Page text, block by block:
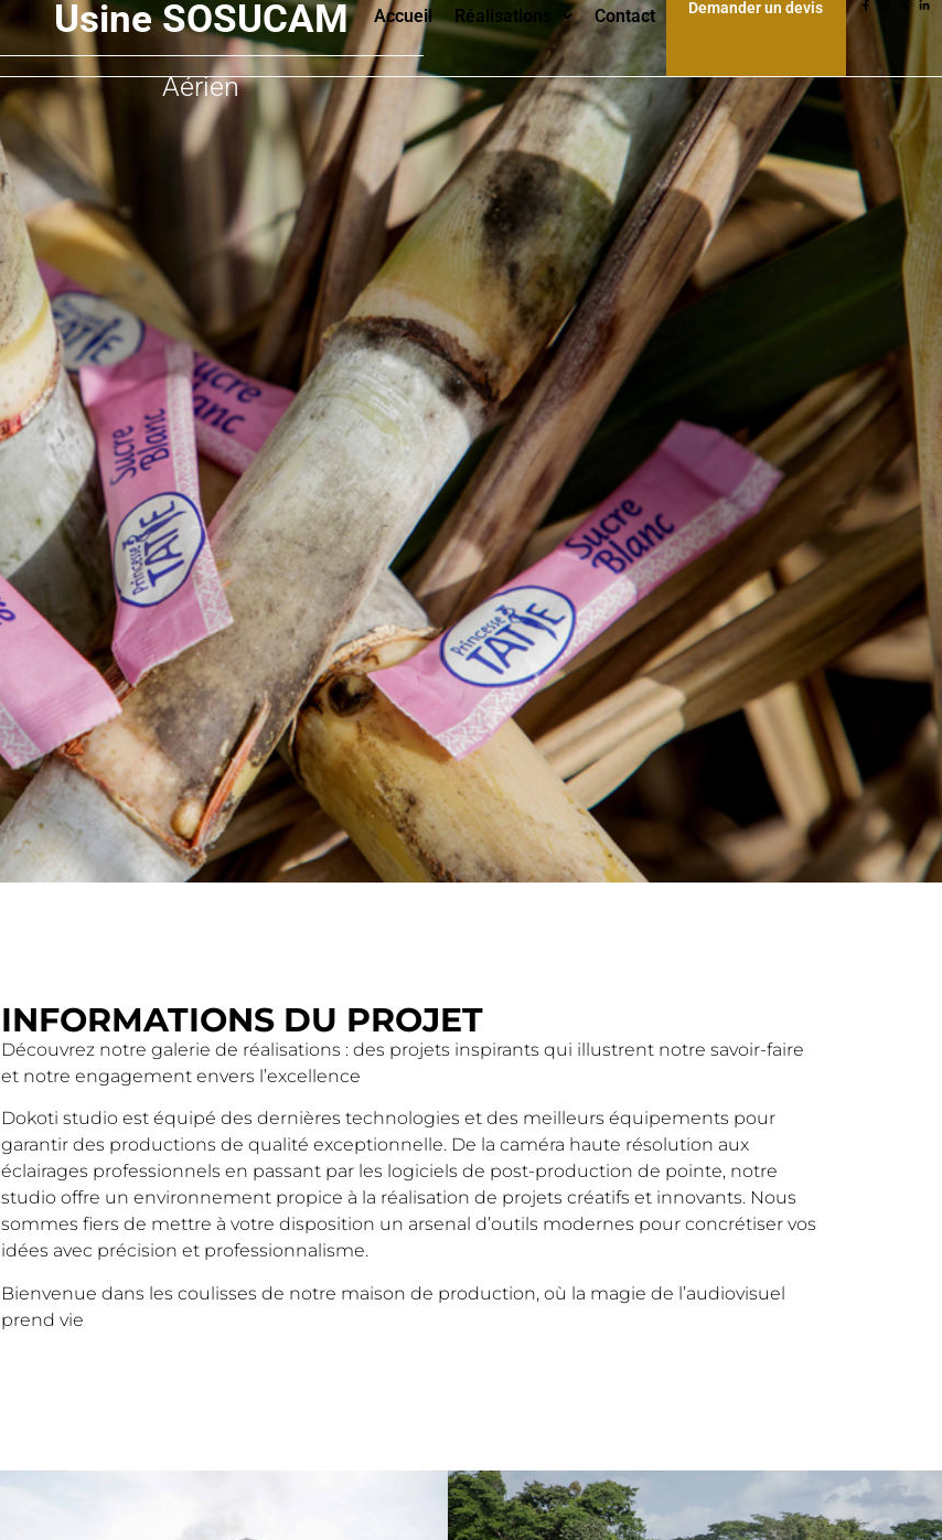
Accueil Réalisations Contact Demander un devis
Usine SOSUCAM
Aérien
INFORMATIONS DU PROJET
Découvrez notre galerie de réalisations : des projets inspirants qui illustrent notre savoir-faire
et notre engagement envers l’excellence
Dokoti studio est équipé des dernières technologies et des meilleurs équipements pour
garantir des productions de qualité exceptionnelle. De la caméra haute résolution aux
éclairages professionnels en passant par les logiciels de post-production de pointe, notre
studio offre un environnement propice à la réalisation de projets créatifs et innovants. Nous
sommes fiers de mettre à votre disposition un arsenal d’outils modernes pour concrétiser vos
idées avec précision et professionnalisme.
Bienvenue dans les coulisses de notre maison de production, où la magie de l’audiovisuel
prend vie